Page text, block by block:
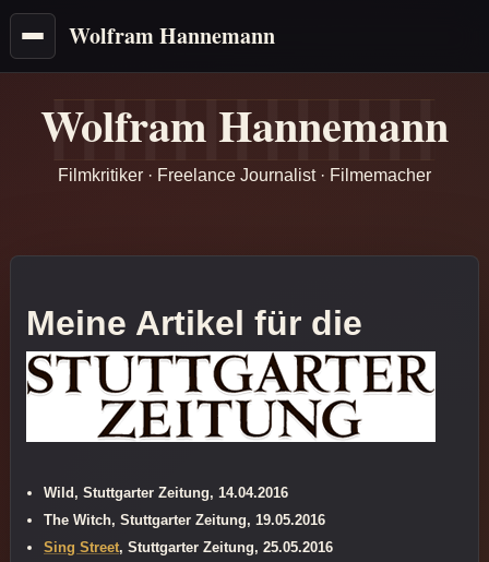
Wolfram Hannemann
Wolfram Hannemann
Filmkritiker · Freelance Journalist · Filmemacher
Meine Artikel für die
Wild, Stuttgarter Zeitung, 14.04.2016
The Witch, Stuttgarter Zeitung, 19.05.2016
Sing Street, Stuttgarter Zeitung, 25.05.2016